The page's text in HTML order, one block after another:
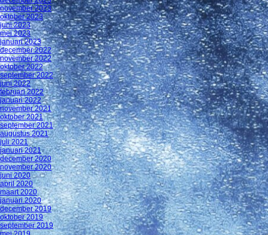
november 2023
oktober 2023
juni 2023
mei 2023
januari 2023
december 2022
november 2022
oktober 2022
september 2022
juni 2022
februari 2022
januari 2022
november 2021
oktober 2021
september 2021
augustus 2021
juli 2021
januari 2021
december 2020
november 2020
juni 2020
april 2020
maart 2020
januari 2020
december 2019
oktober 2019
september 2019